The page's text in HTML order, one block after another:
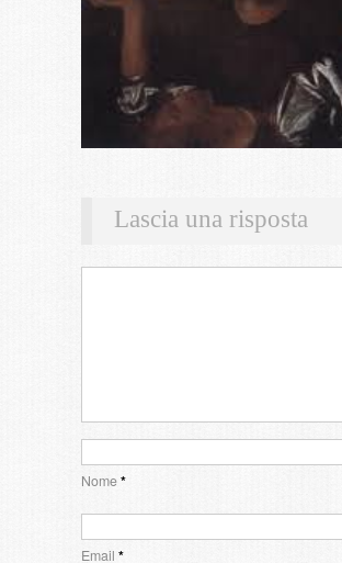
Lascia una risposta
Nome*
Email *